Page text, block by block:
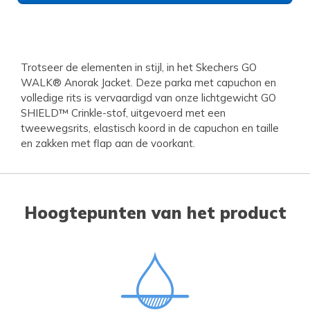
Trotseer de elementen in stijl, in het Skechers GO
WALK® Anorak Jacket. Deze parka met capuchon en
volledige rits is vervaardigd van onze lichtgewicht GO
SHIELD™ Crinkle-stof, uitgevoerd met een
tweewegsrits, elastisch koord in de capuchon en taille
en zakken met flap aan de voorkant.
Hoogtepunten van het product